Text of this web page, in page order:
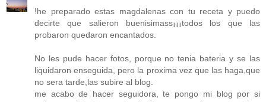
!he preparado estas magdalenas con tu receta y puedo
decirte que salieron buenisimass¡¡¡todos los que las
probaron quedaron encantados.
No les pude hacer fotos, porque no tenia bateria y se las
liquidaron enseguida, pero la proxima vez que las haga,que
no sera tarde,las subire al blog.
me acabo de hacer seguidora, te pongo mi blog por si